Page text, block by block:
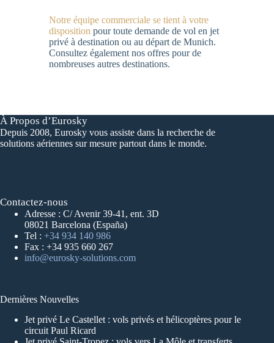
Notre équipe commerciale se tient à votre
disposition pour toute demande de vol en jet
privé à destination ou au départ de Munich.
Consultez également nos offres pour de
nombreuses autres destinations.
À Propos d’Eurosky
Depuis 2008, Eurosky vous assiste dans la recherche de
solutions aériennes sur mesure partout dans le monde.
Contactez-nous
Adresse : C/ Avenir 39-41, ent. 3D
08021 Barcelona (España)
Tel : +34 934 140 986
Fax : +34 935 660 267
info@eurosky-solutions.com
Dernières Nouvelles
Jet privé Le Castellet : vols privés et hélicoptères pour le
circuit Paul Ricard